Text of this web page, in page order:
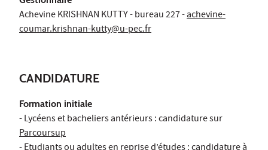
Achevine KRISHNAN KUTTY - bureau 227 -achevine-
coumar.krishnan-kutty@u-pec.fr
CANDIDATURE
Formation initiale
- Lycéens et bacheliers antérieurs : candidature sur
Parcoursup